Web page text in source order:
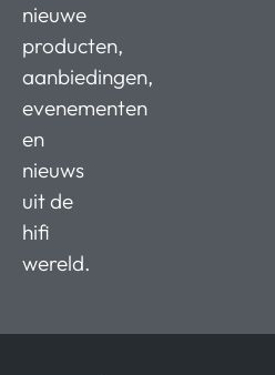
nieuwe
producten,
aanbiedingen,
evenementen
en
nieuws
uit de
hifi
wereld.